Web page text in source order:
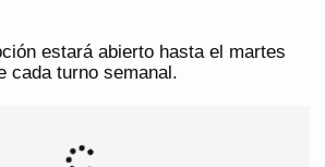
estará abierto hasta el martes
cada turno semanal.